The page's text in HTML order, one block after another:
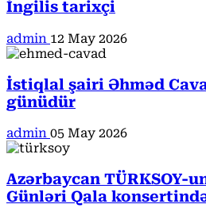
İngilis tarixçi
admin 12 May 2026
İstiqlal şairi Əhməd
günüdür
admin 05 May 2026
Azərbaycan TÜRKSOY-
Günləri Qala